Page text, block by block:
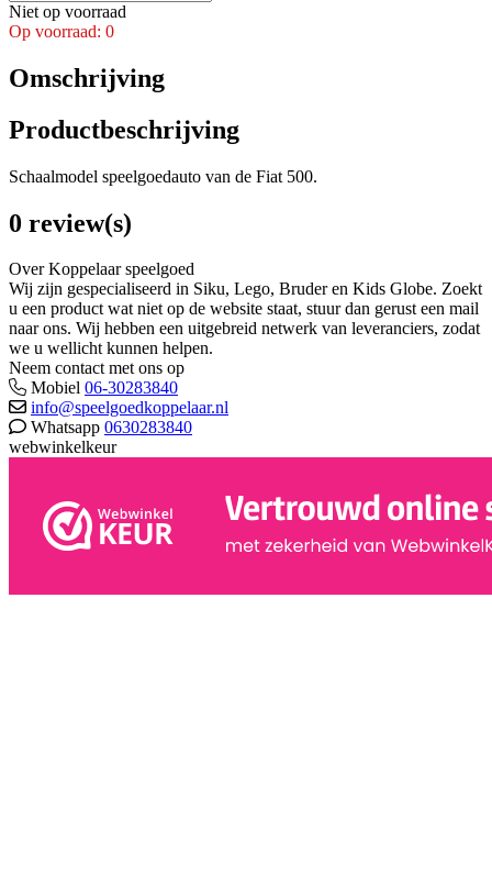
Niet op voorraad
Op voorraad: 0
Omschrijving
Productbeschrijving
Schaalmodel speelgoedauto van de Fiat 500.
0 review(s)
Over Koppelaar speelgoed
Wij zijn gespecialiseerd in Siku, Lego, Bruder en Kids Globe. Zoekt
u een product wat niet op de website staat, stuur dan gerust een mail
naar ons. Wij hebben een uitgebreid netwerk van leveranciers, zodat
we u wellicht kunnen helpen.
Neem contact met ons op
Mobiel 06-30283840
info@speelgoedkoppelaar.nl
Whatsapp 0630283840
webwinkelkeur